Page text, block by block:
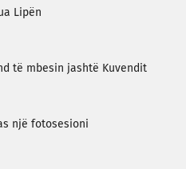
Lipën
të mbesin jashtë Kuvendit
një fotosesioni